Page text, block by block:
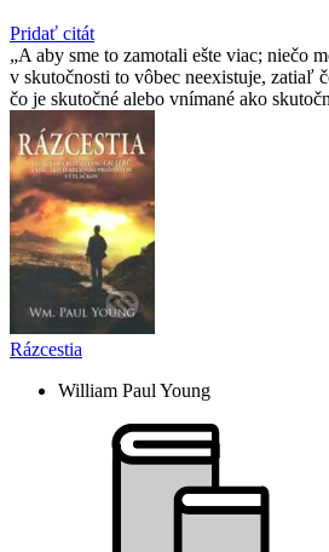
Pridať citát
A aby sme to zamotali ešte viac; niečo
v skutočnosti to vôbec neexistuje, zatiaľ
čo je skutočné alebo vnímané ako
Rázcestia
William Paul Young